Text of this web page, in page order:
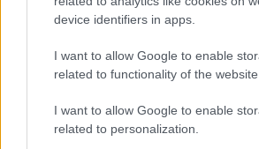
device identifiers in apps.
I want to allow Google to enable
related to functionality of the website
I want to allow Google to enable
related to personalization.